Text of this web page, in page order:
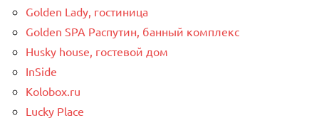
Golden Lady, гостиница
Golden SPA Распутин, банный комплекс
Husky house, гостевой дом
InSide
Kolobox.ru
Lucky Place